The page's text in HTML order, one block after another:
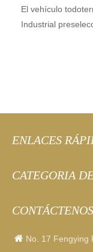
El vehículo
Industrial
ENLACES
CATEGORIA
CONTÁCTENOS
 No. 17 Fengying